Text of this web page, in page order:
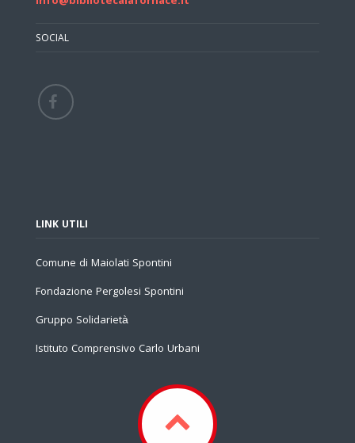
SOCIAL
LINK UTILI
Comune di Maiolati Spontini
Fondazione Pergolesi Spontini
Gruppo Solidarietà
Istituto Comprensivo Carlo Urbani